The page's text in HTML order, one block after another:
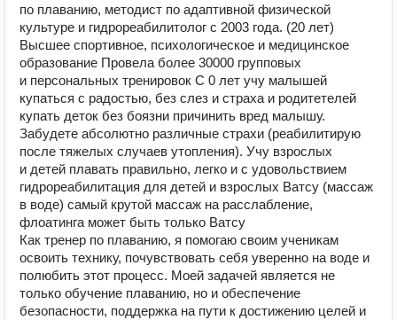
по плаванию, методист по адаптивной физической
культуре и гидрореабилитолог с 2003 года. (20 лет)
Высшее спортивное, психологическое и медицинское
образование Провела более 30000 групповых
и персональных тренировок С 0 лет учу малышей
купаться с радостью, без слез и страха и родитетелей
купать деток без боязни причинить вред малышу.
Забудете абсолютно различные страхи (реабилитирую
после тяжелых случаев утопления). Учу взрослых
и детей плавать правильно, легко и с удовольствием
гидрореабилитация для детей и взрослых Ватсу (массаж
в воде) самый крутой массаж на расслабление,
флоатинга может быть только Ватсу
Как тренер по плаванию, я помогаю своим ученикам
освоить технику, почувствовать себя уверенно на воде и
полюбить этот процесс. Моей задачей является не
только обучение плаванию, но и обеспечение
безопасности, поддержка на пути к достижению целей и